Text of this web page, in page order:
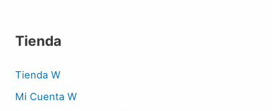
Tienda
Tienda W
Mi Cuenta W